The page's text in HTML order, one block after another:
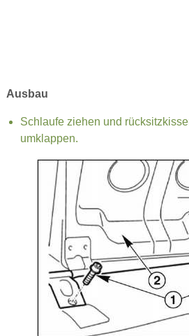
Ausbau
Schlaufe ziehen und
umklappen.